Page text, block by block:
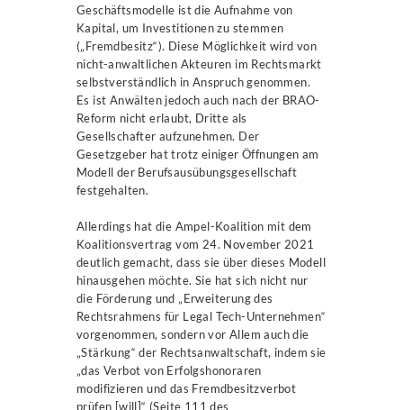
Geschäftsmodelle ist die Aufnahme von
Kapital, um Investitionen zu stemmen
(„Fremdbesitz“). Diese Möglichkeit wird von
nicht-anwaltlichen Akteuren im Rechtsmarkt
selbstverständlich in Anspruch genommen.
Es ist Anwälten jedoch auch nach der BRAO-
Reform nicht erlaubt, Dritte als
Gesellschafter aufzunehmen. Der
Gesetzgeber hat trotz einiger Öffnungen am
Modell der Berufsausübungsgesellschaft
festgehalten.
Allerdings hat die Ampel-Koalition mit dem
Koalitionsvertrag vom 24. November 2021
deutlich gemacht, dass sie über dieses Modell
hinausgehen möchte. Sie hat sich nicht nur
die Förderung und „Erweiterung des
Rechtsrahmens für Legal Tech-Unternehmen“
vorgenommen, sondern vor Allem auch die
„Stärkung“ der Rechtsanwaltschaft, indem sie
„das Verbot von Erfolgshonoraren
modifizieren und das Fremdbesitzverbot
prüfen [will]“ (Seite 111 des